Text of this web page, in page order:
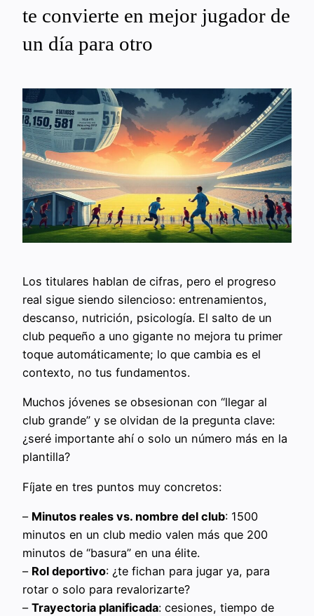
te convierte en mejor jugador de
un día para otro
Los titulares hablan de cifras, pero el progreso
real sigue siendo silencioso: entrenamientos,
descanso, nutrición, psicología. El salto de un
club pequeño a uno gigante no mejora tu primer
toque automáticamente; lo que cambia es el
contexto, no tus fundamentos.
Muchos jóvenes se obsesionan con “llegar al
club grande” y se olvidan de la pregunta clave:
¿seré importante ahí o solo un número más en la
plantilla?
Fíjate en tres puntos muy concretos:
– Minutos reales vs. nombre del club: 1500
minutos en un club medio valen más que 200
minutos de “basura” en una élite.
– Rol deportivo: ¿te fichan para jugar ya, para
rotar o solo para revalorizarte?
– Trayectoria planificada: cesiones, tiempo de